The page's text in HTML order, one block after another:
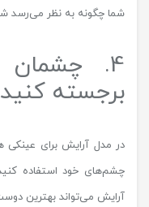
شما چگونه به نظر می‌رسد
4.
برجسته کنید
در مدل آرایش برای عینکی
چشم‌های خود استفاده
آرایش می‌تواند بهترین